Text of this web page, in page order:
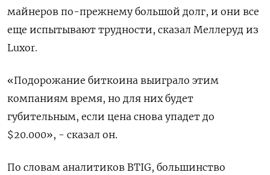
майнеров по-прежнему большой долг, и они все
еще испытывают трудности, сказал Меллеруд из
Luxor.
«Подорожание биткоина выиграло этим
компаниям время, но для них будет
губительным, если цена снова упадет до
$20.000», - сказал он.
По словам аналитиков BTIG, большинство